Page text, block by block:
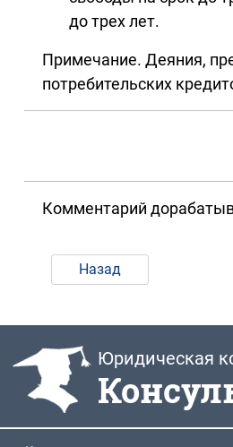
до трех лет.
Примечание. Деяния,
потребительских
Комментарий
Назад
Юридическая